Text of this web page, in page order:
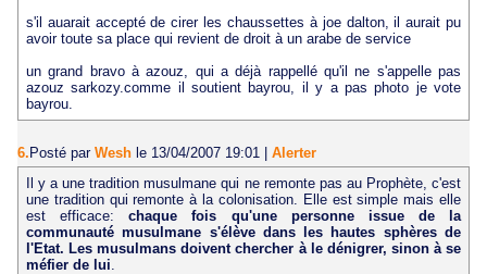
s'il auarait accepté de cirer les chaussettes à joe dalton, il aurait pu
avoir toute sa place qui revient de droit à un arabe de service
un grand bravo à azouz, qui a déjà rappellé qu'il ne s'appelle pas
azouz sarkozy.comme il soutient bayrou, il y a pas photo je vote
bayrou.
6. Posté par Wesh le 13/04/2007 19:01
Alerter
Il y a une tradition musulmane qui ne remonte pas au Prophète, c'est
une tradition qui remonte à la colonisation. Elle est simple mais elle
est efficace:chaque fois qu'une personne issue de la
communauté musulmane s'élève dans les hautes sphères de
l'Etat. Les musulmans doivent chercher à le dénigrer, sinon à se
méfier de lui